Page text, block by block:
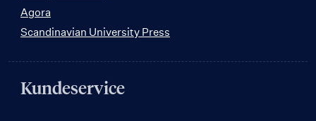
Agora
Scandinavian University Press
Kundeservice